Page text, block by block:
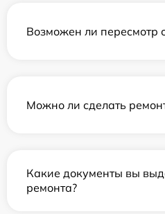
Возможен ли пересмотр
Можно ли сделать
Какие документы вы
ремонта?